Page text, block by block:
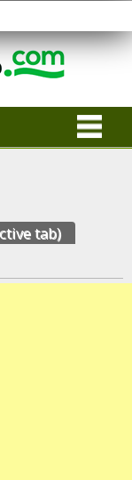
tab)